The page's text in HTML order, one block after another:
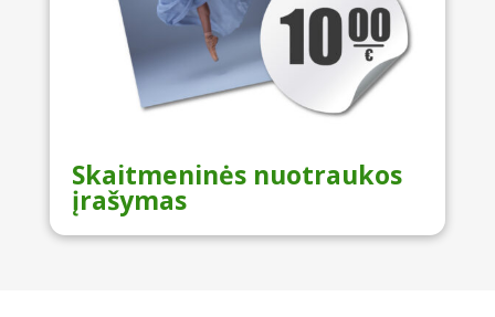
Skaitmeninės nuotraukos
įrašymas